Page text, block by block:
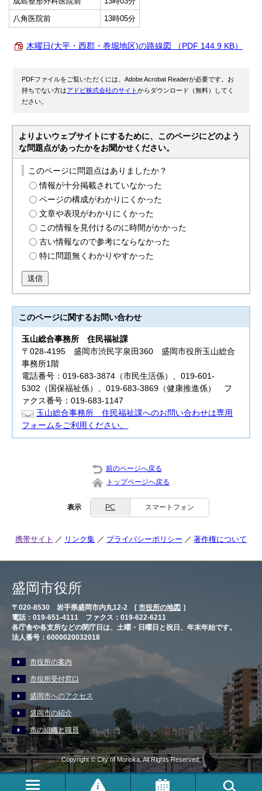
八角医院前
13時05分
木曜日(大平・西郡・巻堀地区)の路線図 （PDF 144.9 KB）
PDFファイルをご覧いただくには、Adobe Acrobat Readerが必要です。お
持ちでない方はアドビ株式会社のサイトからダウンロード（無料）してく
ださい。
よりよいウェブサイトにするために、このページにどのよう
な問題点があったかをお聞かせください。
このページに問題点はありましたか？
情報が十分掲載されていなかった
ページの構成がわかりにくかった
文章や表現がわかりにくかった
この情報を見付けるのに時間がかかった
古い情報なので参考にならなかった
特に問題無くわかりやすかった
送信
このページに関するお問い合わせ
玉山総合事務所住民福祉課
〒028-4195 盛岡市渋民字泉田360 盛岡市役所玉山総合
事務所1階
電話番号：019-683-3874（市民生活係）、019-601-
5302（国保福祉係）、019-683-3869（健康推進係） フ
ァクス番号：019-683-1147
玉山総合事務所 住民福祉課へのお問い合わせは専用
フォームをご利用ください。
前のページへ戻る
トップページへ戻る
表示 PC スマートフォン
携帯サイト リンク集 プライバシーポリシー 著作権について
盛岡市役所
〒020-8530 岩手県盛岡市内丸12-2 [ 市役所の地図 ］
電話：019-651-4111 ファクス：019-622-6211
各庁舎や各支所などの閉庁日は、土曜・日曜日と祝日、年末年始です。
法人番号：6000020032018
市役所の案内
市役所受付窓口
盛岡市へのアクセス
盛岡市の紹介
市の組織と職員
Copyright © City of Morioka, All Rights Reserved.